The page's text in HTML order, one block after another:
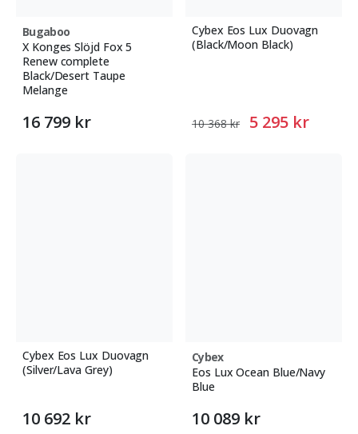
Bugaboo
X Konges Slöjd Fox 5
Renew complete
Black/Desert Taupe
Melange
16 799 kr
Cybex Eos Lux Duovagn
(Black/Moon Black)
10 368 kr 5 295 kr
Cybex Eos Lux Duovagn
(Silver/Lava Grey)
10 692 kr
Cybex
Eos Lux Ocean Blue/Navy
Blue
10 089 kr